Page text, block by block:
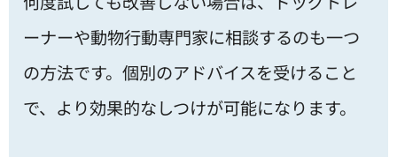
ーナーや動物行動専門家に相談するのも一つ
の方法です。個別のアドバイスを受けること
で、より効果的なしつけが可能になります。